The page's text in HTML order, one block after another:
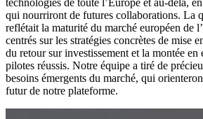
technologies de toute l’Europe et au-delà,
qui nourriront de futures collaborations. La
reflétait la maturité du marché européen de
centrés sur les stratégies concrètes de mise
du retour sur investissement et la montée en
pilotes réussis. Notre équipe a tiré de
besoins émergents du marché, qui
futur de notre plateforme.